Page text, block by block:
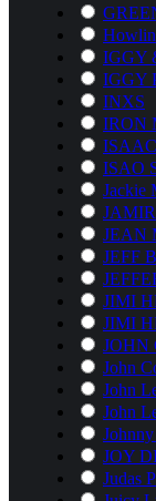
IGGY
IGGY
INXS
IRON
ISAO
Jackie
JEAN
JEFF
JIMI
JIMI
JOHN
John
John
John
JOY
Judas